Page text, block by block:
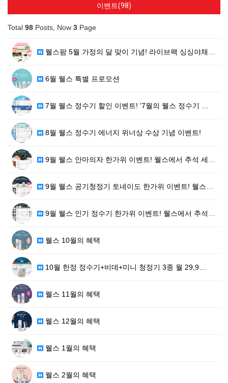
이벤트(98)
Total 98 Posts, Now 3 Page
웰스팜 5월 가정의 달 맞이 기념! 라이브팩 싱싱야채+…
6월 웰스 특별 프로모션
7월 웰스 정수기 할인 이벤트! '7월의 웰스 정수기 …
8월 웰스 정수기 에너지 위너상 수상 기념 이벤트!
9월 웰스 안마의자 한가위 이벤트! 웰스에서 추석 세일…
9월 웰스 공기청정기 토네이도 한가위 이벤트! 웰스에서…
9월 웰스 인기 정수기 한가위 이벤트! 웰스에서 추석 …
웰스 10월의 혜택
10월 한정 정수기+비데+미니 청정기 3종 월 29,9…
웰스 11월의 혜택
웰스 12월의 혜택
웰스 1월의 혜택
웰스 2월의 혜택